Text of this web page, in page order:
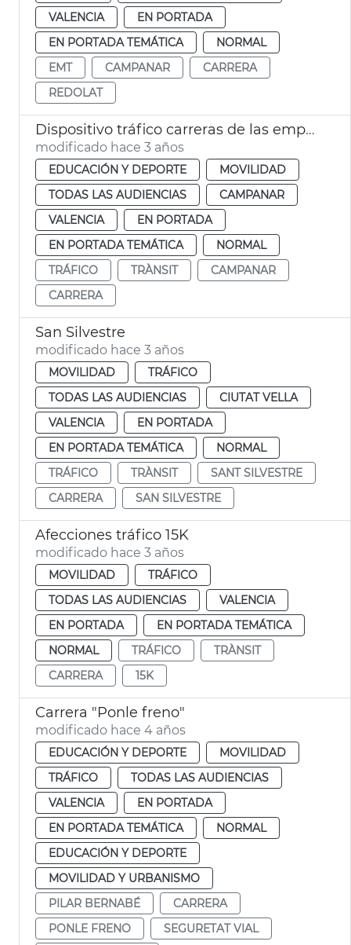
VALENCIA
EN PORTADA
EN PORTADA TEMÁTICA
NORMAL
EMT
CAMPANAR
CARRERA
REDOLAT
Dispositivo tráfico carreras de las empresas
modificado hace 3 años
EDUCACIÓN Y DEPORTE
MOVILIDAD
TODAS LAS AUDIENCIAS
CAMPANAR
VALENCIA
EN PORTADA
EN PORTADA TEMÁTICA
NORMAL
TRÁFICO
TRÀNSIT
CAMPANAR
CARRERA
San Silvestre
modificado hace 3 años
MOVILIDAD
TRÁFICO
TODAS LAS AUDIENCIAS
CIUTAT VELLA
VALENCIA
EN PORTADA
EN PORTADA TEMÁTICA
NORMAL
TRÁFICO
TRÀNSIT
SANT SILVESTRE
CARRERA
SAN SILVESTRE
Afecciones tráfico 15K
modificado hace 3 años
MOVILIDAD
TRÁFICO
TODAS LAS AUDIENCIAS
VALENCIA
EN PORTADA
EN PORTADA TEMÁTICA
NORMAL
TRÁFICO
TRÀNSIT
CARRERA
15K
Carrera "Ponle freno"
modificado hace 4 años
EDUCACIÓN Y DEPORTE
MOVILIDAD
TRÁFICO
TODAS LAS AUDIENCIAS
VALENCIA
EN PORTADA
EN PORTADA TEMÁTICA
NORMAL
EDUCACIÓN Y DEPORTE
MOVILIDAD Y URBANISMO
PILAR BERNABÉ
CARRERA
PONLE FRENO
SEGURETAT VIAL